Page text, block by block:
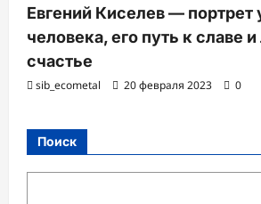
Евгений Киселев — портрет
человека, его путь к славе
счастье
sib_ecometal 20 февраля 2023 0
Поиск